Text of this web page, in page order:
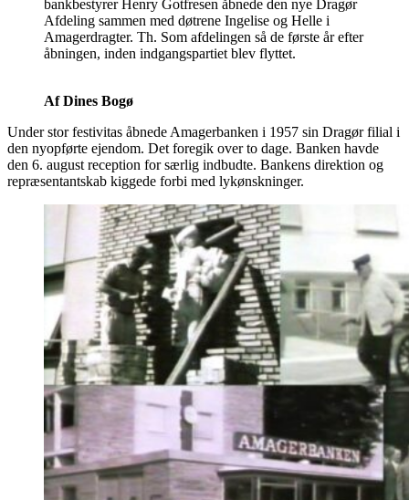
bankbestyrer Henry Gotfresen åbnede den nye Dragør
Afdeling sammen med døtrene Ingelise og Helle i
Amagerdragter. Th. Som afdelingen så de første år efter
åbningen, inden indgangspartiet blev flyttet.
Af Dines Bogø
Under stor festivitas åbnede Amagerbanken i 1957 sin Dragør filial i
den nyopførte ejendom. Det foregik over to dage. Banken havde
den 6. august reception for særlig indbudte. Bankens direktion og
repræsentantskab kiggede forbi med lykønskninger.